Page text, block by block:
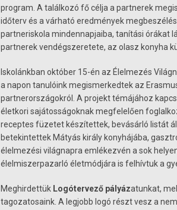
program. A találkozó fő célja a partnerek
időterv és a várható eredmények
partneriskola mindennapjaiba, tanítási órákat
partnerek vendégszeretete, az olasz konyha
Iskolánkban október 15-én az Élelmezés
a napon tanulóink megismerkedtek az
partnerországokról. A projekt témájához
életkori sajátosságoknak megfelelően
receptes füzetet készítettek, bevásárló listát
betekintettek Mátyás király konyhájába,
élelmezési világnapra emlékezvén a sok
élelmiszerpazarló életmódjára is felhívtuk a
Meghirdettük Logótervező pályázatunkat,
tagozatosaink. A legjobb logó részt vesz a